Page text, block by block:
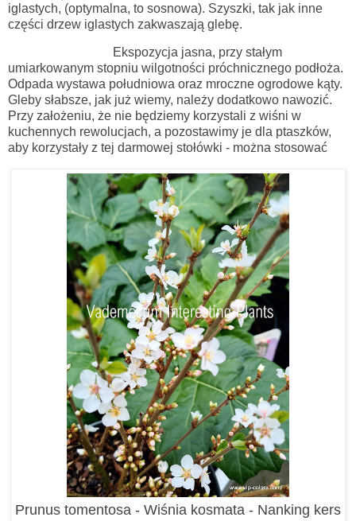
iglastych, (optymalna, to sosnowa). Szyszki, tak jak inne
części drzew iglastych zakwaszają glebę.
Ekspozycja jasna, przy stałym
umiarkowanym stopniu wilgotności próchnicznego podłoża.
Odpada wystawa południowa oraz mroczne ogrodowe kąty.
G leby słabsze, jak już wiemy, należy dodatkowo nawozić.
Przy założeniu, że nie będziemy korzystali z wiśni w
kuchennych rewolucjach, a pozostawimy je dla ptaszków,
aby korzystały z tej darmowej stołówki - można stosować
Prunus tomentosa - Wiśnia kosmata - Nanking kers